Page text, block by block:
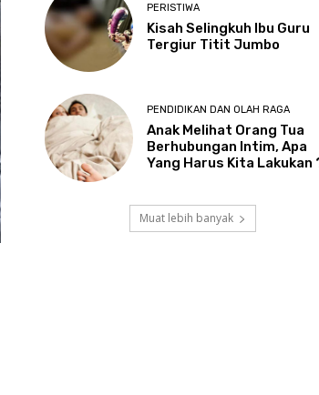
PERISTIWA
Kisah Selingkuh Ibu Guru
Tergiur Titit Jumbo
PENDIDIKAN DAN OLAH RAGA
Anak Melihat Orang Tua
Berhubungan Intim, Apa
Yang Harus Kita Lakukan
Muat lebih banyak